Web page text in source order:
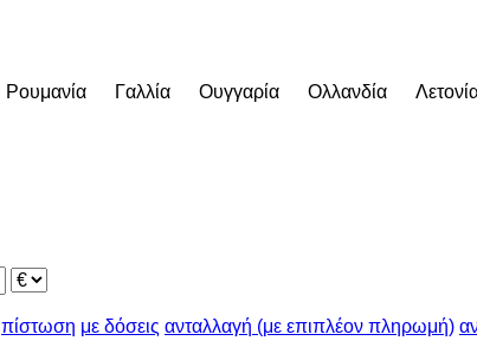
Ρουμανία Γαλλία Ουγγαρία Ολλανδία
πίστωση με δόσεις ανταλλαγή (με επιπλέον πληρωμή)